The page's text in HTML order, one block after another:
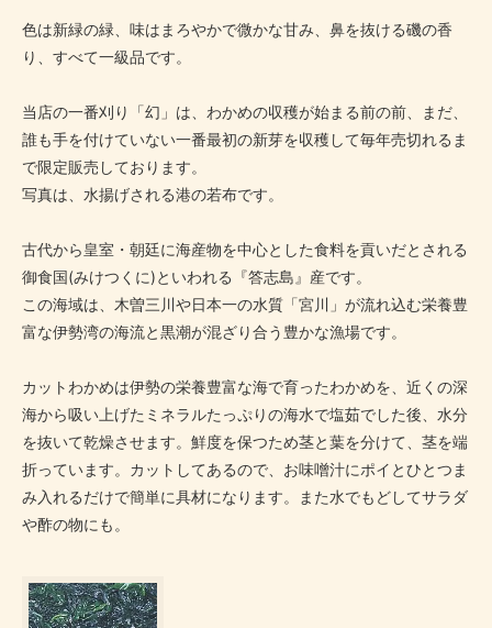
色は新緑の緑、味はまろやかで微かな甘み、鼻を抜ける磯の香
り、すべて一級品です。
当店の一番刈り「幻」は、わかめの収穫が始まる前の前、まだ、
誰も手を付けていない一番最初の新芽を収穫して毎年売切れるま
で限定販売しております。
写真は、水揚げされる港の若布です。
古代から皇室・朝廷に海産物を中心とした食料を貢いだとされる
御食国(みけつくに)といわれる『答志島』産です。
この海域は、木曽三川や日本一の水質「宮川」が流れ込む栄養豊
富な伊勢湾の海流と黒潮が混ざり合う豊かな漁場です。
カットわかめは伊勢の栄養豊富な海で育ったわかめを、近くの深
海から吸い上げたミネラルたっぷりの海水で塩茹でした後、水分
を抜いて乾燥させます。鮮度を保つため茎と葉を分けて、茎を端
折っています。カットしてあるので、お味噌汁にポイとひとつま
み入れるだけで簡単に具材になります。また水でもどしてサラダ
や酢の物にも。